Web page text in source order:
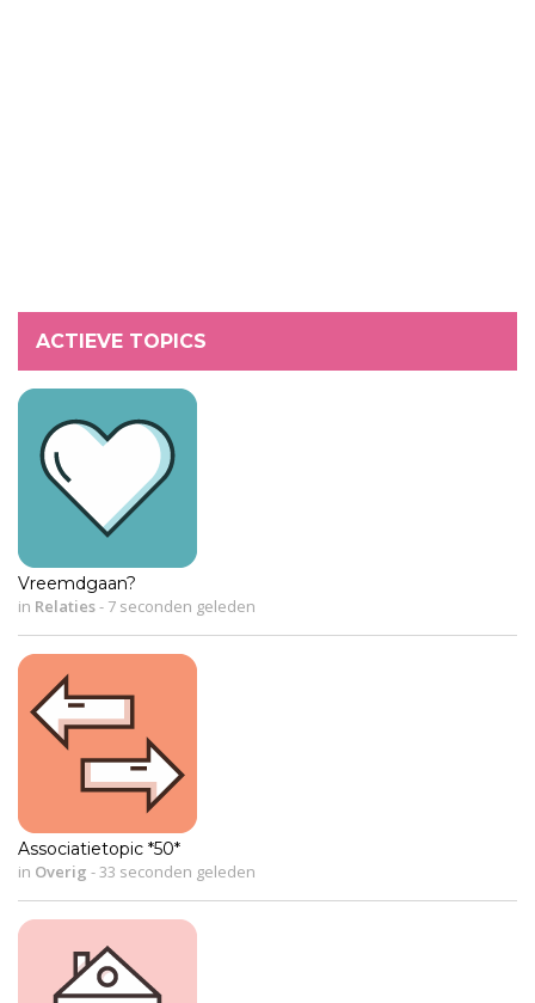
ACTIEVE TOPICS
Vreemdgaan?
in Relaties- 7 seconden geleden
Associatietopic *50*
in Overig -33 seconden geleden